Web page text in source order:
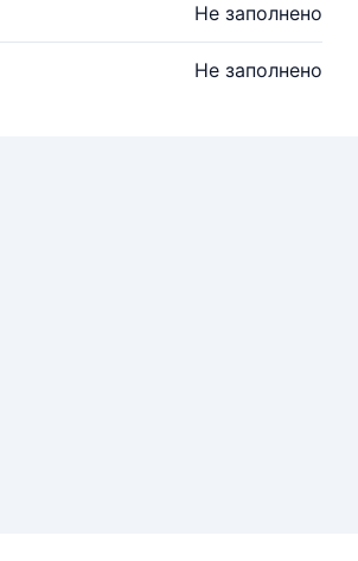
Не заполнено
Не заполнено